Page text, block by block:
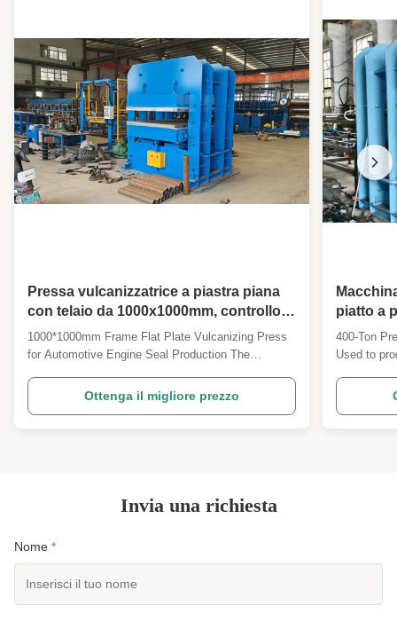
Impianto di frantumazione di pneumatici di
scarto DC53
Pressa vulcanizzatrice a piastra piana
con telaio da 1000x1000mm, controllo
PLC e intervallo di temperatura 0-300°C
per la produzione di guarnizioni per
1000*1000mm Frame Flat Plate Vulcanizing Press
for Automotive Engine Seal Production The
is designed for producing automotive engine seals
and other rubber products that require precise
Ottenga il migliore prezzo
piatto a
lastre
400-Ton
Used to
Sandwich
Invia una richiesta
Nome *